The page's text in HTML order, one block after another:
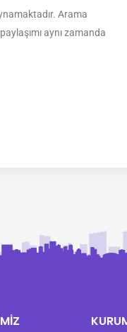
Arama
aynı zamanda